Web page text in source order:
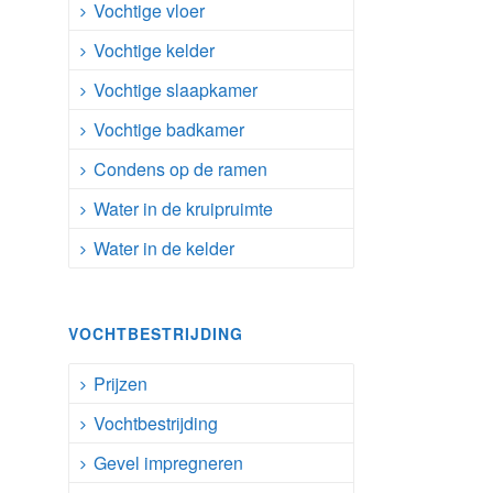
Vochtige vloer
Vochtige kelder
Vochtige slaapkamer
Vochtige badkamer
Condens op de ramen
Water in de kruipruimte
Water in de kelder
VOCHTBESTRIJDING
Prijzen
Vochtbestrijding
Gevel impregneren